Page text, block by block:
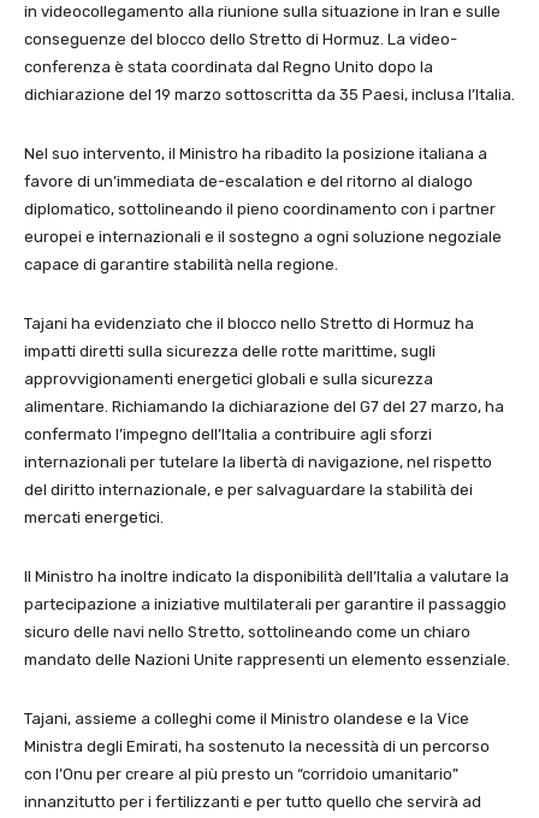
in videocollegamento alla riunione sulla situazione in Iran e sulle
conseguenze del blocco dello Stretto di Hormuz. La video-
conferenza è stata coordinata dal Regno Unito dopo la
dichiarazione del 19 marzo sottoscritta da 35 Paesi, inclusa l’Italia.
Nel suo intervento, il Ministro ha ribadito la posizione italiana a
favore di un’immediata de-escalation e del ritorno al dialogo
diplomatico, sottolineando il pieno coordinamento con i partner
europei e internazionali e il sostegno a ogni soluzione negoziale
capace di garantire stabilità nella regione.
Tajani ha evidenziato che il blocco nello Stretto di Hormuz ha
impatti diretti sulla sicurezza delle rotte marittime, sugli
approvvigionamenti energetici globali e sulla sicurezza
alimentare. Richiamando la dichiarazione del G7 del 27 marzo, ha
confermato l’impegno dell’Italia a contribuire agli sforzi
internazionali per tutelare la libertà di navigazione, nel rispetto
del diritto internazionale, e per salvaguardare la stabilità dei
mercati energetici.
Il Ministro ha inoltre indicato la disponibilità dell’Italia a valutare la
partecipazione a iniziative multilaterali per garantire il passaggio
sicuro delle navi nello Stretto, sottolineando come un chiaro
mandato delle Nazioni Unite rappresenti un elemento essenziale.
Tajani, assieme a colleghi come il Ministro olandese e la Vice
Ministra degli Emirati, ha sostenuto la necessità di un percorso
con l’Onu per creare al più presto un “corridoio umanitario”
innanzitutto per i fertilizzanti e per tutto quello che servirà ad